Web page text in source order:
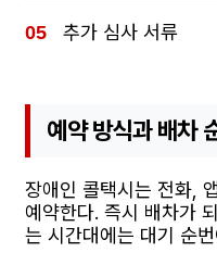
추가 심사 서류
예약 방식과 배차
장애인 콜택시는 전화,
예약한다. 즉시 배차가
는 시간대에는 대기 순